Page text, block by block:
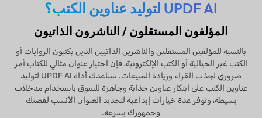
UPDF AI لتوليد عناوين الكتب؟
المؤلفون المستقلون / الناشرون الذاتيون
بالنسبة للمؤلفين المستقلين والناشرين الذاتيين الذين يكتبون الروايات أو
الكتب غير الخيالية أو الكتب الإلكترونية، فإن اختيار عنوان مثالي للكتاب أمر
ضروري لجذب القراء وزيادة المبيعات. تساعدك أداة UPDF AI لتوليد
عناوين الكتب على ابتكار عناوين جذابة وجاهزة للسوق باستخدام مدخلات
بسيطة، وتوفر عدة خيارات إبداعية لتحديد العنوان الأنسب لقصتك
وجمهورك بسرعة.